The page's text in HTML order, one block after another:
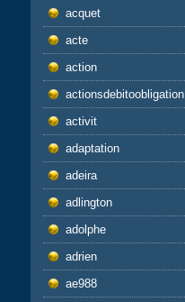
acquet
acte
action
actionsdebitoobligation
activit
adaptation
adeira
adlington
adolphe
adrien
ae988